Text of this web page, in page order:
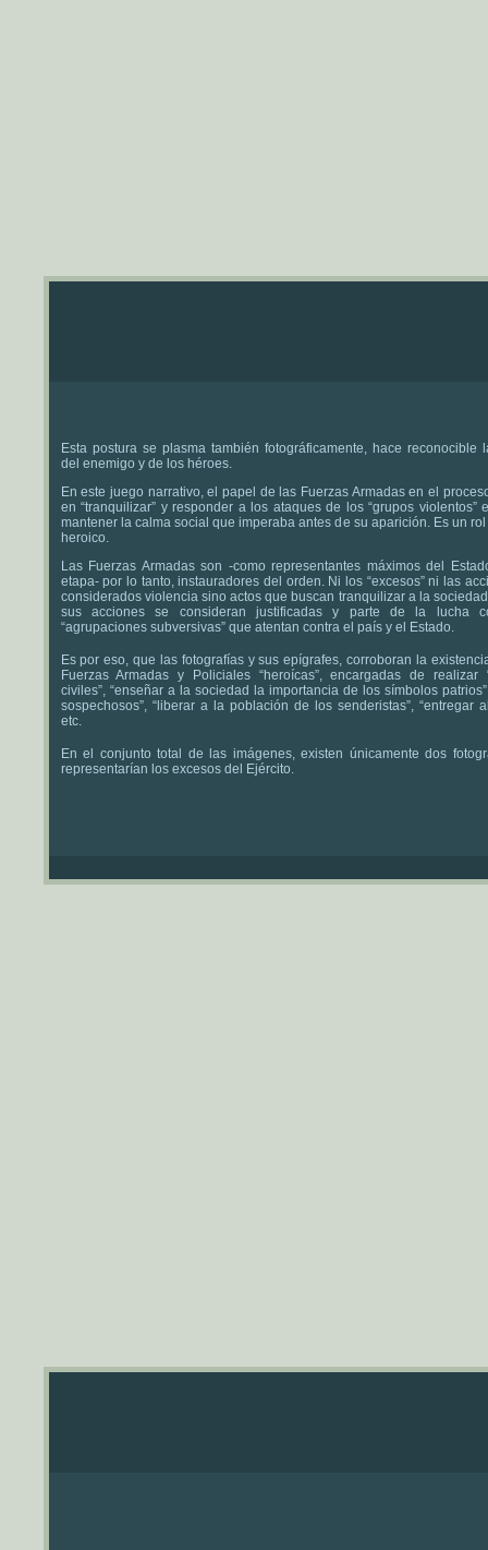
Esta postura se plasma también fotográficamente, hace reconocible
del enemigo y de los héroes.
En este juego narrativo, el papel de las Fuerzas Armadas en el
en “tranquilizar” y responder a los ataques de los “grupos violentos”
mantener la calma social que imperaba antes de su aparición. Es un
heroico.
Las Fuerzas Armadas son -como representantes máximos del
etapa- por lo tanto, instauradores del orden. Ni los “excesos” ni las
considerados violencia sino actos que buscan tranquilizar a la
sus acciones se consideran justificadas y parte de la lucha
“agrupaciones subversivas” que atentan contra el país y el Estado.
Es por eso, que las fotografías y sus epígrafes, corroboran la
Fuerzas Armadas y Policiales “heroícas”, encargadas de realizar
civiles”, “enseñar a la sociedad la importancia de los símbolos
sospechosos”, “liberar a la población de los senderistas”, “entregar
etc.
En el conjunto total de las imágenes, existen únicamente dos
representarían los excesos del Ejército.